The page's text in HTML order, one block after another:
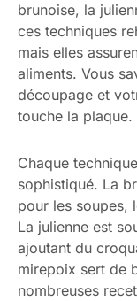
brunoise, la
ces techniques
mais elles
aliments. Vous
découpage et
touche la plaque.
Chaque
sophistiqué. La
pour les soupes,
La julienne est
ajoutant du
mirepoix sert de
nombreuses